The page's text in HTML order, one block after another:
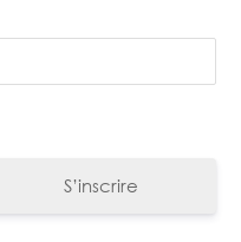
S’inscrire